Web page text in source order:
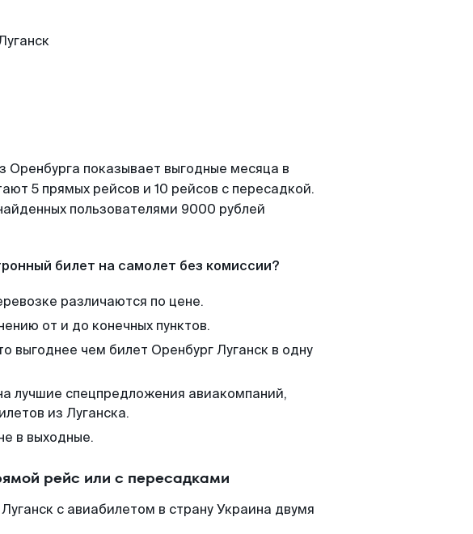
Оренбурга показывает выгодные месяца в
5 прямых рейсов и 10 рейсов с пересадкой.
пользователями 9000 рублей
билет на самолет без комиссии?
различаются по цене.
от и до конечных пунктов.
выгоднее чем билет Оренбург Луганск в одну
лучшие спецпредложения авиакомпаний,
из Луганска.
в выходные.
рейс или с пересадками
с авиабилетом в страну Украина двумя